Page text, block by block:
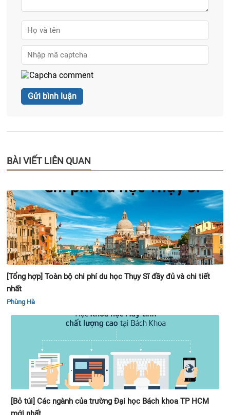
BÀI VIẾT LIÊN QUAN
[Tổng hợp] Toàn bộ chi phí du học Thụy Sĩ đầy đủ và chi tiết
nhất
Phùng Hà
[Bỏ túi] Các ngành của trường Đại học Bách khoa TP HCM